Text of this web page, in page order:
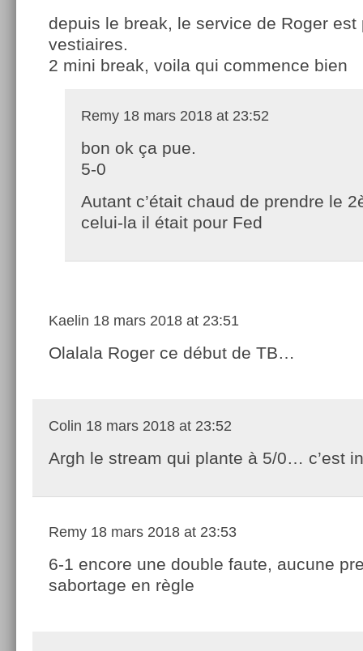
depuis le break, le service de Roger est
vestiaires.
2 mini break, voila qui commence bien
Remy 18 mars 2018 at 23:52
bon ok ça pue.
5-0
Autant c’était chaud de prendre le
celui-la il était pour Fed
Kaelin 18 mars 2018 at 23:51
Olalala Roger ce début de TB…
Colin 18 mars 2018 at 23:52
Argh le stream qui plante à 5/0… c’est
Remy 18 mars 2018 at 23:53
6-1 encore une double faute, aucune
sabortage en règle